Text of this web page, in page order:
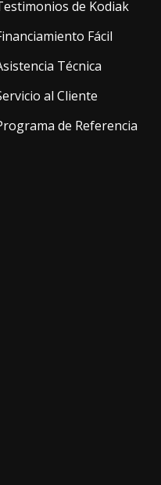
de Kodiak
Fácil
Técnica
al Cliente
de Referencia